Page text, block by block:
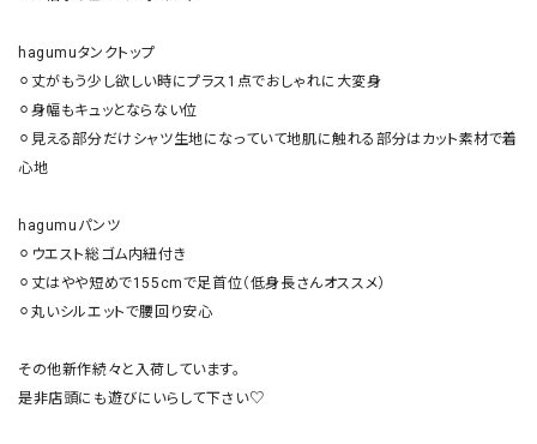
hagumuタンクトップ
⚪︎丈がもう少し欲しい時にプラス1点でおしゃれに大変身
⚪︎身幅もキュッとならない位
⚪︎見える部分だけシャツ生地になっていて地肌に触れる部分はカット素材で着
心地
hagumuパンツ
⚪︎ウエスト総ゴム内紐付き
⚪︎丈はやや短めで155cmで足首位（低身長さんオススメ）
⚪︎丸いシルエットで腰回り安心
その他新作続々と入荷しています。
是非店頭にも遊びにいらして下さい♡